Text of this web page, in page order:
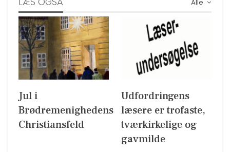
Alle
Jul i
Brødremenighedens
Christiansfeld
Udfordringens
læsere er trofaste,
tværkirkelige og
gavmilde